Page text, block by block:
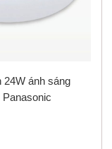
24W ánh sáng